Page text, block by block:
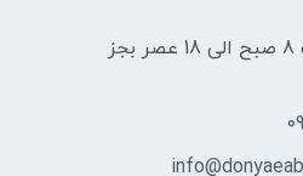
ساعات پاسخگویی از ساعت 8 صبح الی 18 عصر بجز